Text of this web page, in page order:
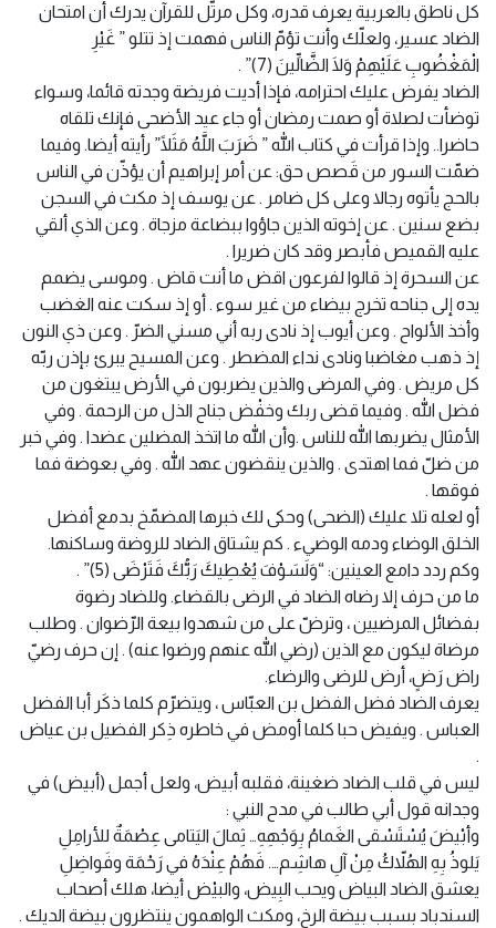
كل ناطق بالعربية يعرف قدره، وكل مرتّل للقرآن يدرك أن امتحان
الضاد عسير، ولعلّك وأنت تؤمّ الناس فهمت إذ تتلو ” غَيْرِ
الْمَغْضُوبِ عَلَيْهِمْ وَلَا الضَّالِّينَ (7)” .
الضاد يفرض عليك احترامه، فإذا أديت فريضة وجدته قائما، وسواء
توضأت لصلاة أو صمت رمضان أو جاء عيد الأضحى فإنك تلقاه
حاضرا.. وإذا قرأت في كتاب الله ” ضَرَبَ اللَّهُ مَثَلًا” رأيته أيضا. وفيما
ضمّت السور من قَصص حق: عن أمر إبراهيم أن يؤذّن في الناس
بالحج يأتوه رجالا وعلى كل ضامر . عن يوسف إذ مكث في السجن
بضع سنين . عن إخوته الذين جاؤوا ببضاعة مزجاة . وعن الذي ألقي
عليه القميص فأبصر وقد كان ضريرا .
عن السحرة إذ قالوا لفرعون اقض ما أنت قاض . وموسى يضمم
يده إلى جناحه تخرج بيضاء من غير سوء . أو إذ سكت عنه الغضب
وأخذ الألواح . وعن أيوب إذ نادى ربه أني مسني الضرّ . وعن ذي النون
إذ ذهب مغاضبا ونادى نداء المضطر . وعن المسيح يبرئ بإذن ربّه
كل مريض . وفي المرضى والذين يضربون في الأرض يبتغون من
فضل الله . وفيما قضى ربك وخفْض جناح الذل من الرحمة . وفي
الأمثال يضربها الله للناس .وأن الله ما اتخذ المضلين عضدا . وفي خبر
من ضلّ فما اهتدى . والذين ينقضون عهد الله . وفي بعوضة فما
فوقها .
أو لعله تلا عليك (الضحى) وحكى لك خبرها المضمّخ بدمع أفضل
الخلق الوضاء ودمه الوضيء . كم يشتاق الضاد للروضة وساكنها.
وكم ردد دامع العينين: “وَلَسَوْفَ يُعْطِيكَ رَبُّكَ فَتَرْضَى (5)” .
ما من حرف إلا رضاه الضاد في الرضى بالقضاء. وللضاد رضوة
بفضائل المرضيين ، وترضّ على من شهدوا بيعة الرّضوان . وطلب
مرضاة ليكون مع الذين (رضي الله عنهم ورضوا عنه) . إن حرف رضيّ
راض رَضٍ، أرض للرضى والرضاء.
يعرف الضاد فضل الفضل بن العبّاس ، ويتضرّم كلما ذكَر أبا الفضل
العباس . ويفيض حبا كلما أومض في خاطره ذِكر الفضيل بن عياض
.
ليس في قلب الضاد ضغينة، فقلبه أبيض، ولعل أجمل (أبيض) في
وجدانه قول أبي طالب في مدح النبي :
وأبْيضَ يُسْتَسْقى الغَمامُ بِوَجْهِهِ… ثِمالَ اليَتامى عِصْمَةٌ للأرامِلِ
يَلوذُ بِهِ الهُلاّكُ مِنْ آلِ هاشِم…. فَهُمْ عِنْدَهُ في رَحْمَة وفَواضِلِ
يعشق الضاد البياض ويحب البِيض، والبيْض أيضا، هلك أصحاب
السندباد بسبب بيضة الرخ، ومكث الواهمون ينتظرون بيضة الديك .